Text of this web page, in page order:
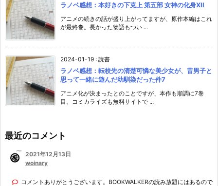
ラノベ感想：本好きの下克上 第五部 女神の化身XII
アニメの続きの話が盛り上がってますが、原作本編はこれ
が最終巻。長かった物語もつい ...
2024-01-19 : 読書
ラノベ感想：転校先の清楚可憐な美少女が、昔男子と
思って一緒に遊んだ幼馴染だった件7
アニメ化が決まったとのことですが、本作も順調に7巻
目。コミカライズも無料サイトで ...
最近のコメント
2021年12月13日
woinary
コメントありがとうございます。BOOKWALKERの読み放題にはあるので